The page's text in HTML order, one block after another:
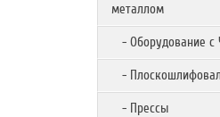
металлом
- Оборудование с
-
- Прессы